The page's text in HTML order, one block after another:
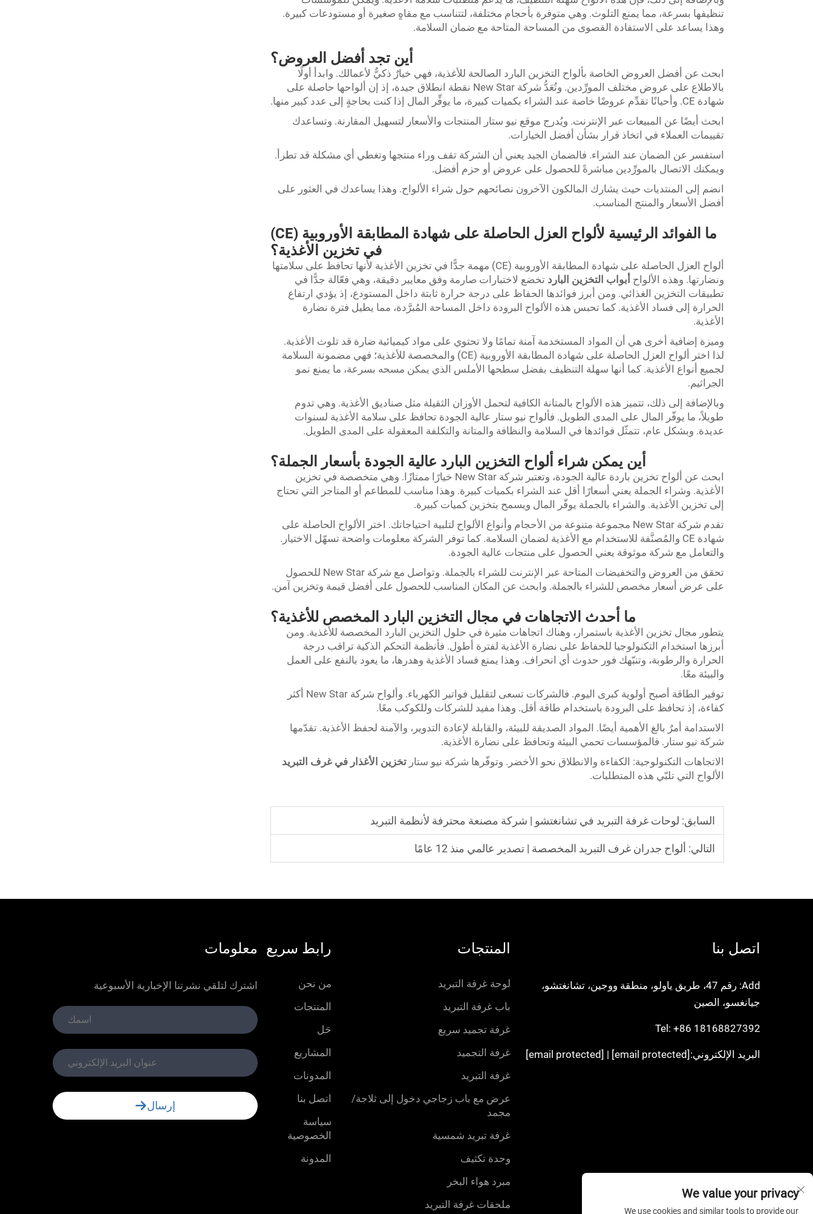
تنظيفها بسرعة، مما يمنع التلوث. وهي متوفرة بأحجام مختلفة، لتتناسب مع مقاهٍ صغيرة أو مستودعات كبيرة.
وهذا يساعد على الاستفادة القصوى من المساحة المتاحة مع ضمان السلامة.
أين تجد أفضل العروض؟
ابحث عن أفضل العروض الخاصة بألواح التخزين البارد الصالحة للأغذية، فهي خيارٌ ذكيٌّ لأعمالك. وابدأ أولًا
بالاطلاع على عروض مختلف المورِّدين. وتُعَدُّ شركة New Star نقطة انطلاق جيدة، إذ إن ألواحها حاصلة على
شهادة CE. وأحيانًا تقدِّم عروضًا خاصة عند الشراء بكميات كبيرة، ما يوفِّر المال إذا كنت بحاجةٍ إلى عدد كبير منها.
ابحث أيضًا عن المبيعات عبر الإنترنت. ويُدرج موقع نيو ستار المنتجات والأسعار لتسهيل المقارنة. وتساعدك
تقييمات العملاء في اتخاذ قرار بشأن أفضل الخيارات.
استفسر عن الضمان عند الشراء. فالضمان الجيد يعني أن الشركة تقف وراء منتجها وتغطي أي مشكلة قد تطرأ.
ويمكنك الاتصال بالمورِّدين مباشرةً للحصول على عروض أو حزم أفضل.
انضم إلى المنتديات حيث يشارك المالكون الآخرون نصائحهم حول شراء الألواح. وهذا يساعدك في العثور على
أفضل الأسعار والمنتج المناسب.
ما الفوائد الرئيسية لألواح العزل الحاصلة على شهادة المطابقة الأوروبية (CE)
في تخزين الأغذية؟
ألواح العزل الحاصلة على شهادة المطابقة الأوروبية (CE) مهمة جدًّا في تخزين الأغذية لأنها تحافظ على سلامتها
ونضارتها. وهذه الألواح أبواب التخزين البارد تخضع لاختبارات صارمة وفق معايير دقيقة، وهي فعّالة جدًّا في
تطبيقات التخزين الغذائي. ومن أبرز فوائدها الحفاظ على درجة حرارة ثابتة داخل المستودع، إذ يؤدي ارتفاع
الحرارة إلى فساد الأغذية. كما تحبس هذه الألواح البرودة داخل المساحة المُبرَّدة، مما يطيل فترة نضارة
الأغذية.
وميزة إضافية أخرى هي أن المواد المستخدمة آمنة تمامًا ولا تحتوي على مواد كيميائية ضارة قد تلوث الأغذية.
لذا اختر ألواح العزل الحاصلة على شهادة المطابقة الأوروبية (CE) والمخصصة للأغذية؛ فهي مضمونة السلامة
لجميع أنواع الأغذية. كما أنها سهلة التنظيف بفضل سطحها الأملس الذي يمكن مسحه بسرعة، ما يمنع نمو
الجراثيم.
وبالإضافة إلى ذلك، تتميز هذه الألواح بالمتانة الكافية لتحمل الأوزان الثقيلة مثل صناديق الأغذية. وهي تدوم
طويلاً، ما يوفّر المال على المدى الطويل. فألواح نيو ستار عالية الجودة تحافظ على سلامة الأغذية لسنوات
عديدة. وبشكل عام، تتمثّل فوائدها في السلامة والنظافة والمتانة والتكلفة المعقولة على المدى الطويل.
أين يمكن شراء ألواح التخزين البارد عالية الجودة بأسعار الجملة؟
ابحث عن ألواح تخزين باردة عالية الجودة، وتعتبر شركة New Star خيارًا ممتازًا. وهي متخصصة في تخزين
الأغذية. وشراء الجملة يعني أسعارًا أقل عند الشراء بكميات كبيرة. وهذا مناسب للمطاعم أو المتاجر التي تحتاج
إلى تخزين الأغذية. والشراء بالجملة يوفّر المال ويسمح بتخزين كميات كبيرة.
تقدم شركة New Star مجموعة متنوعة من الأحجام وأنواع الألواح لتلبية احتياجاتك. اختر الألواح الحاصلة على
شهادة CE والمُصنَّفة للاستخدام مع الأغذية لضمان السلامة. كما توفر الشركة معلومات واضحة تسهّل الاختيار.
والتعامل مع شركة موثوقة يعني الحصول على منتجات عالية الجودة.
تحقق من العروض والتخفيضات المتاحة عبر الإنترنت للشراء بالجملة. وتواصل مع شركة New Star للحصول
على عرض أسعار مخصص للشراء بالجملة. وابحث عن المكان المناسب للحصول على أفضل قيمة وتخزين آمن.
ما أحدث الاتجاهات في مجال التخزين البارد المخصص للأغذية؟
يتطور مجال تخزين الأغذية باستمرار، وهناك اتجاهات مثيرة في حلول التخزين البارد المخصصة للأغذية. ومن
أبرزها استخدام التكنولوجيا للحفاظ على نضارة الأغذية لفترة أطول. فأنظمة التحكم الذكية تراقب درجة
الحرارة والرطوبة، وتنبّهك فور حدوث أي انحراف. وهذا يمنع فساد الأغذية وهدرها، ما يعود بالنفع على العمل
والبيئة معًا.
توفير الطاقة أصبح أولوية كبرى اليوم. فالشركات تسعى لتقليل فواتير الكهرباء. وألواح شركة New Star أكثر
كفاءة، إذ تحافظ على البرودة باستخدام طاقة أقل. وهذا مفيد للشركات وللكوكب معًا.
الاستدامة أمرٌ بالغ الأهمية أيضًا. المواد الصديقة للبيئة، والقابلة لإعادة التدوير، والآمنة لحفظ الأغذية. تقدّمها
شركة نيو ستار. فالمؤسسات تحمي البيئة وتحافظ على نضارة الأغذية.
الاتجاهات التكنولوجية: الكفاءة والانطلاق نحو الأخضر. وتوفّرها شركة نيو ستار تخزين الأغذار في غرف التبريد
الألواح التي تلبّي هذه المتطلبات.
السابق: لوحات غرفة التبريد في تشانغتشو | شركة مصنعة محترفة لأنظمة التبريد
التالي: ألواح جدران غرف التبريد المخصصة | تصدير عالمي منذ 12 عامًا
اتصل بنا
Add: رقم 47، طريق ياولو، منطقة ووجين، تشانغتشو،
جيانغسو، الصين
Tel: +86 18168827392
البريد الإلكتروني: [email protected]
|
[email protected]
المنتجات
لوحة غرفة التبريد
باب غرفة التبريد
غرفة تجميد سريع
غرفة التجميد
غرفة التبريد
عرض مع باب زجاجي دخول إلى ثلاجة/
مجمد
غرفة تبريد شمسية
وحدة تكثيف
مبرد هواء البخر
ملحقات غرفة التبريد
رابط سريع
من نحن
المنتجات
حَل
المشاريع
المدونات
اتصل بنا
سياسة
الخصوصية
المدونة
معلومات
اشترك لتلقي نشرتنا الإخبارية الأسبوعية
إرسال
We value your privacy
We use cookies and similar tools to provide our